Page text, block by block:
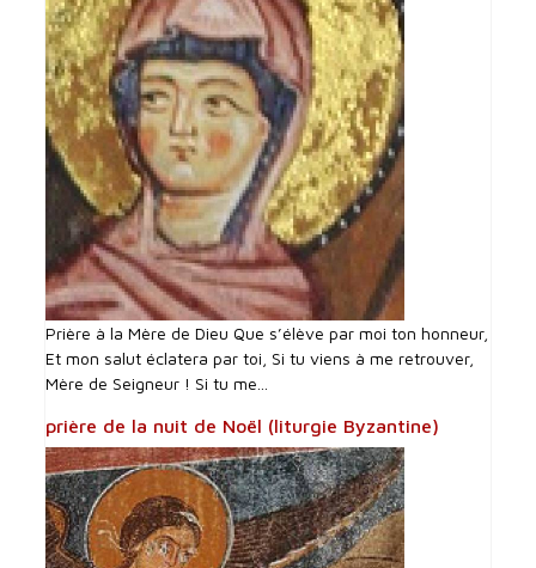
Prière à la Mère de Dieu Que s’élève par moi ton honneur,
Et mon salut éclatera par toi, Si tu viens à me retrouver,
Mère de Seigneur ! Si tu me...
prière de la nuit de Noël (liturgie Byzantine)